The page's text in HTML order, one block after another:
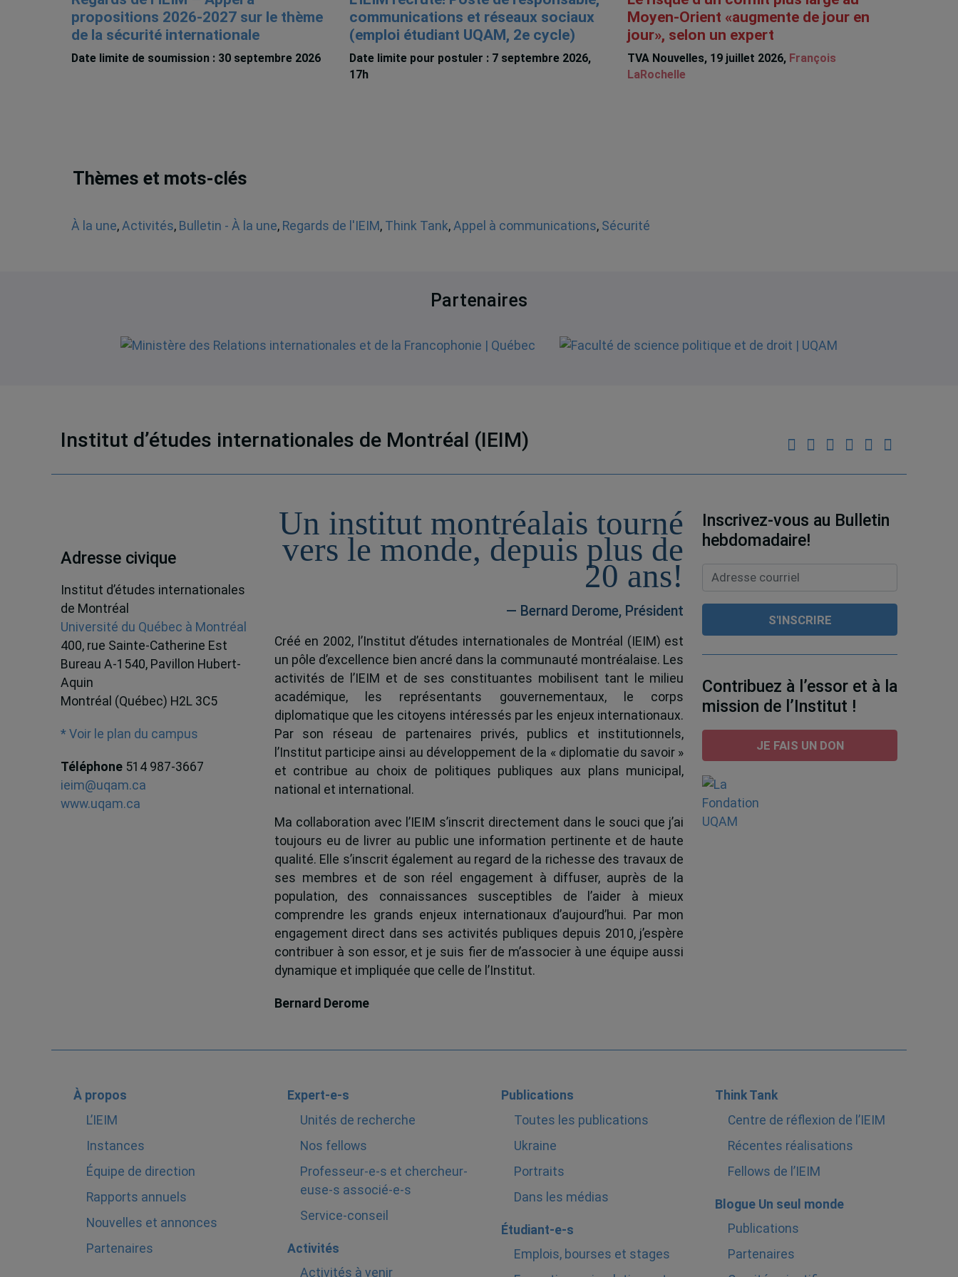
propositions 2026-2027 sur le thème
de la sécurité internationale
Date limite de soumission : 30 septembre 2026
communications et réseaux sociaux
(emploi étudiant UQAM, 2e cycle)
Date limite pour postuler : 7 septembre 2026,
17h
Moyen-Orient «augmente de jour en
jour», selon un expert
TVA Nouvelles, 19 juillet 2026, François
LaRochelle
Thèmes et mots-clés
À la une, Activités, Bulletin - À la une, Regards de l'IEIM , Think Tank, Appel à communications, Sécurité
Partenaires
Institut d’études internationales de Montréal (IEIM)
Adresse civique
Institut d’études internationales
de Montréal
Université du Québec à Montréal
400, rue Sainte-Catherine Est
Bureau A-1540, Pavillon Hubert-
Aquin
Montréal (Québec) H2L 3C5
* Voir le plan du campus
Téléphone 514 987-3667
ieim@uqam.ca
www.uqam.ca
Un institut montréalais tourné
vers le monde, depuis plus de
20 ans!
— Bernard Derome, Président
Créé en 2002, l’Institut d’études internationales de Montréal (IEIM) est
un pôle d’excellence bien ancré dans la communauté montréalaise. Les
activités de l’IEIM et de ses constituantes mobilisent tant le milieu
académique, les représentants gouvernementaux, le corps
diplomatique que les citoyens intéressés par les enjeux internationaux.
Par son réseau de partenaires privés, publics et institutionnels,
l’Institut participe ainsi au développement de la « diplomatie du savoir »
et contribue au choix de politiques publiques aux plans municipal,
national et international.
Ma collaboration avec l’IEIM s’inscrit directement dans le souci que j’ai
toujours eu de livrer au public une information pertinente et de haute
qualité. Elle s’inscrit également au regard de la richesse des travaux de
ses membres et de son réel engagement à diffuser, auprès de la
population, des connaissances susceptibles de l’aider à mieux
comprendre les grands enjeux internationaux d’aujourd’hui. Par mon
engagement direct dans ses activités publiques depuis 2010, j’espère
contribuer à son essor, et je suis fier de m’associer à une équipe aussi
dynamique et impliquée que celle de l’Institut.
Bernard Derome
Inscrivez-vous au Bulletin
hebdomadaire!
Contribuez à l’essor et à la
mission de l’Institut !
JE FAIS UN DON
À propos
L’IEIM
Instances
Équipe de direction
Rapports annuels
Nouvelles et annonces
Partenaires
Expert-e-s
Unités de recherche
Nos fellows
Professeur-e-s et chercheur-
euse-s associé-e-s
Service-conseil
Activités
Activités à venir
Publications
Toutes les publications
Ukraine
Portraits
Dans les médias
Étudiant-e-s
Emplois, bourses et stages
Think Tank
Centre de réflexion de l’IEIM
Récentes réalisations
Fellows de l’IEIM
Blogue Un seul monde
Publications
Partenaires